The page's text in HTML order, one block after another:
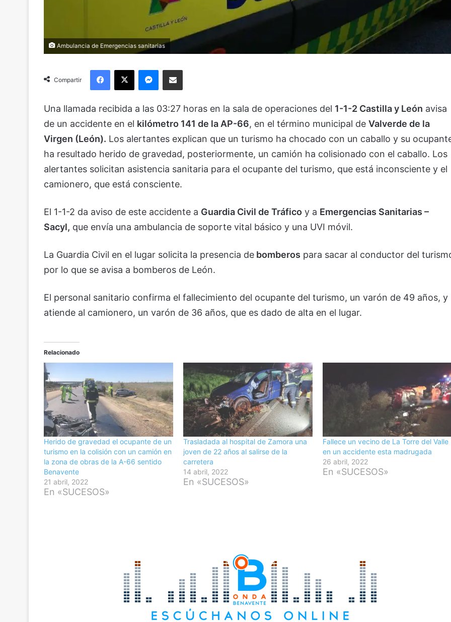
Ambulancia de Emergencias sanitarias
Compartir
Facebook
X Messenger
Compartir via Email
Una llamada recibida a las 03:27 horas en la sala de operaciones del 1-1-2 Castilla y León avisa
de un accidente en el kilómetro 141 de la AP-66, en el término municipal de Valverde de la
Virgen (León). Los alertantes explican que un turismo ha chocado con un caballo y su
ha resultado herido de gravedad, posteriormente, un camión ha colisionado con el caballo. Los
alertantes solicitan asistencia sanitaria para el ocupante del turismo, que está inconsciente y el
camionero, que está consciente.
El 1-1-2 da aviso de este accidente a Guardia Civil de Tráfico y a Emergencias Sanitarias –
Sacyl, que envía una ambulancia de soporte vital básico y una UVI móvil.
La Guardia Civil en el lugar solicita la presencia de bomberos para sacar al conductor del
por lo que se avisa a bomberos de León.
El personal sanitario confirma el fallecimiento del ocupante del turismo, un varón de 49 años, y
atiende al camionero, un varón de 36 años, que es dado de alta en el lugar.
Relacionado
Herido de gravedad el ocupante de un
turismo en la colisión con un camión en
la zona de obras de la A-66 sentido
Benavente
21 abril, 2022
En «SUCESOS»
Trasladada al hospital de Zamora una
joven de 22 años al salirse de la
carretera
14 abril, 2022
En «SUCESOS»
Fallece un vecino de La Torre del Valle
en un accidente esta madrugada
26 abril, 2022
En «SUCESOS»